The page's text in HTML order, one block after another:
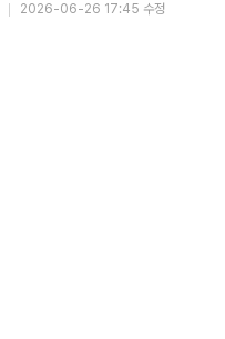
2026-06-26 17:45 수정